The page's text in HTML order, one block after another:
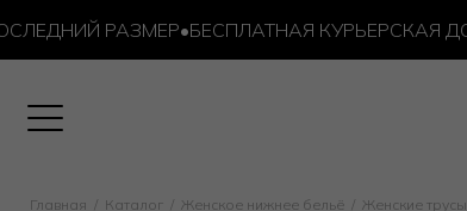
РАЗМЕР•БЕСПЛАТНАЯ КУРЬЕРСКАЯ
Главная Каталог Женское нижнее бельё Женские трусы